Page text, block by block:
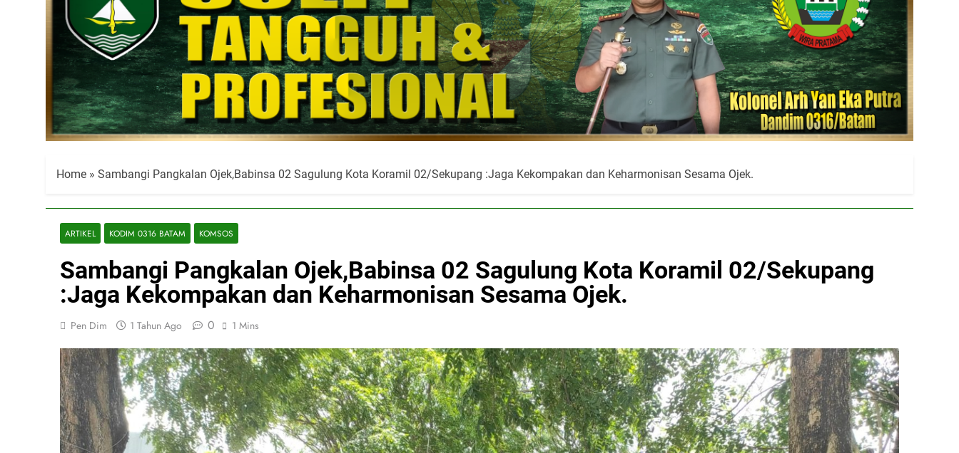
Home » Sambangi Pangkalan Ojek,Babinsa 02 Sagulung Kota Koramil 02/Sekupang :Jaga Kekompakan dan Keharmonisan Sesama Ojek.
ARTIKEL KODIM 0316 BATAM KOMSOS
Sambangi Pangkalan Ojek,Babinsa 02 Sagulung Kota Koramil 02/Sekupang
:Jaga Kekompakan dan Keharmonisan Sesama Ojek.
Pen Dim 1 Tahun Ago 0 1 Mins